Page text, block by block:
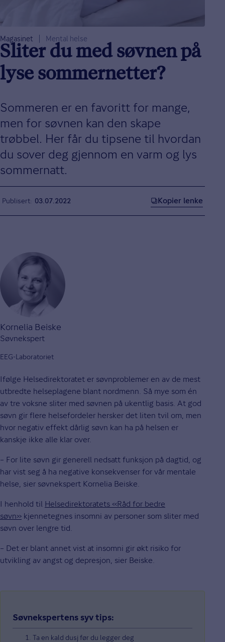
Magasinet Mental helse
Sliter du med søvnen på
lyse sommernetter?
Sommeren er en favoritt for mange,
men for søvnen kan den skape
trøbbel. Her får du tipsene til hvordan
du sover deg gjennom en varm og lys
sommernatt.
Publisert 03.07.2022 Kopier lenke
Kornelia Beiske
Søvnekspert
EEG-Laboratoriet
Ifølge Helsedirektoratet er søvnproblemer en av de mest
utbredte helseplagene blant nordmenn. Så mye som én
av tre voksne sliter med søvnen på ukentlig basis. At god
søvn gir flere helsefordeler hersker det liten tvil om, men
hvor negativ effekt dårlig søvn kan ha på helsen er
kanskje ikke alle klar over.
– For lite søvn gir generell nedsatt funksjon på dagtid, og
har vist seg å ha negative konsekvenser for vår mentale
helse, sier søvnekspert Kornelia Beiske.
I henhold til Helsedirektoratets «Råd for bedre
søvn» kjennetegnes insomni av personer som sliter med
søvn over lengre tid.
– Det er blant annet vist at insomni gir økt risiko for
utvikling av angst og depresjon, sier Beiske.
Søvnekspertens syv tips:
Ta en kald dusj før du legger deg